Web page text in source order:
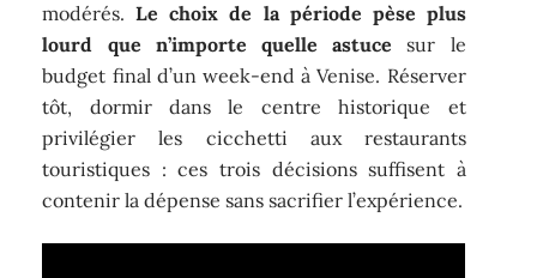
modérés.Le choix de la période pèse plus
lourd que n’importe quelle astuce sur le
budget final d’un week-end à Venise. Réserver
tôt, dormir dans le centre historique et
privilégier les cicchetti aux restaurants
touristiques : ces trois décisions suffisent à
contenir la dépense sans sacrifier l’expérience.